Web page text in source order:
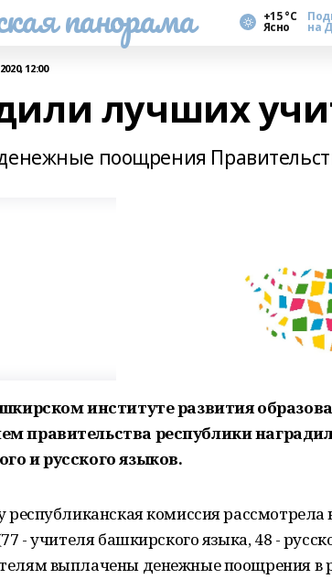
панорама +15 °С
Ясно на
12:00
лучших
поощрения
институте развития
правительства республики
и русского языков.
республиканская комиссия
- учителя башкирского языка, 48 -
выплачены денежные поощрения в